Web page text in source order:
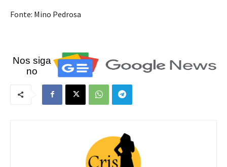
Fonte: Mino Pedrosa
Nos siga
no